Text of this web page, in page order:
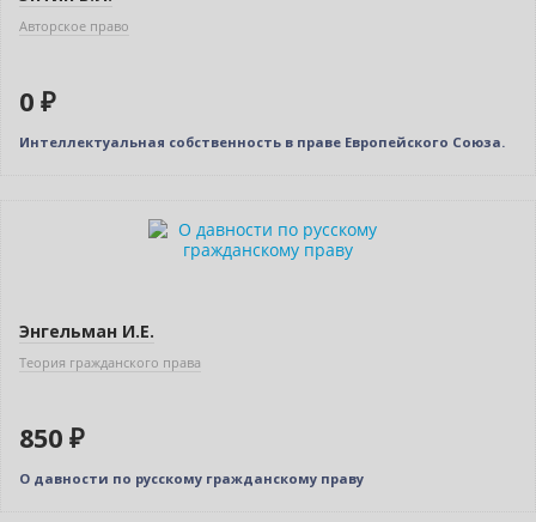
Авторское право
0 ₽
Интеллектуальная собственность в праве Европейского Союза.
Энгельман И.Е.
Теория гражданского права
850 ₽
О давности по русскому гражданскому праву